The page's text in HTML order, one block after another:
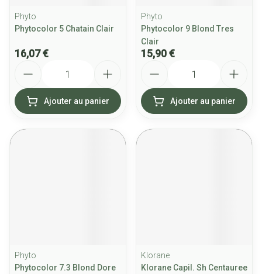
Phyto
Phytocolor 5 Chatain Clair
16,07 €
Ajouter au panier
Phyto
Phytocolor 9 Blond Tres
Clair
15,90 €
Ajouter au panier
Phyto
Phytocolor 7.3 Blond Dore
Klorane
Klorane Capil. Sh Centauree